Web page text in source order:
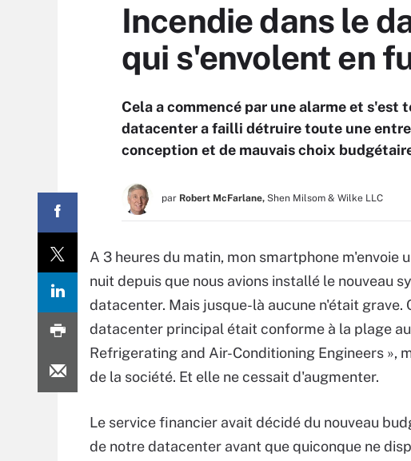
Incendie dans le
qui s'envolent en
Cela a commencé par une alarme et s'est
datacenter a failli détruire toute une
conception et de mauvais choix
par Robert McFarlane, Shen Milsom & Wilke LLC
A 3 heures du matin, mon smartphone m'envoie
nuit depuis que nous avions installé le nouveau
datacenter. Mais jusque-là aucune n'était
datacenter principal était conforme à la plage
Refrigerating and Air-Conditioning Engineers »,
de la société. Et elle ne cessait d'augmenter.
Le service financier avait décidé du nouveau
de notre datacenter avant que quiconque ne